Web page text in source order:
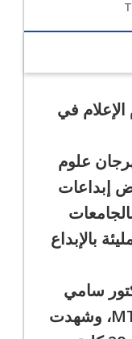
في
علوم
إبداعات
بالإبداع
سامي
الشريف، عميد كلية الإعلام MTI، وشهدت